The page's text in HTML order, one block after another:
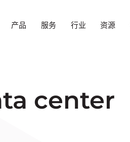
产品 服务 行业 资源
center